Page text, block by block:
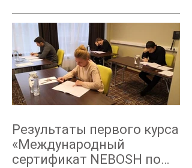
Результаты первого курса
«Международный
сертификат NEBOSH по